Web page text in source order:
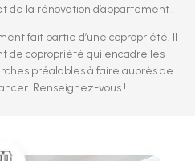
de la rénovation d’appartement !
fait partie d’une copropriété. Il
de copropriété qui encadre les
préalables à faire auprès de
Renseignez-vous !